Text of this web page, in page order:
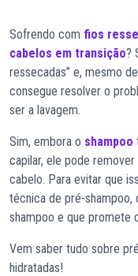
Sofrendo com fios
cabelos em transição?
ressecadas” e, mesmo
consegue resolver o
ser a lavagem.
Sim, embora o shampoo
capilar, ele pode
cabelo. Para evitar que
técnica de pré-shampoo,
shampoo e que promete
Vem saber tudo sobre
hidratadas!